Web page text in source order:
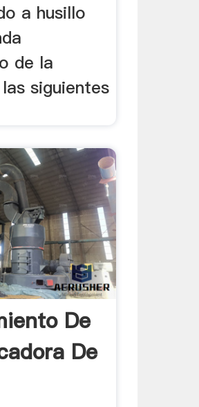
a husillo
de la
siguientes
De
De